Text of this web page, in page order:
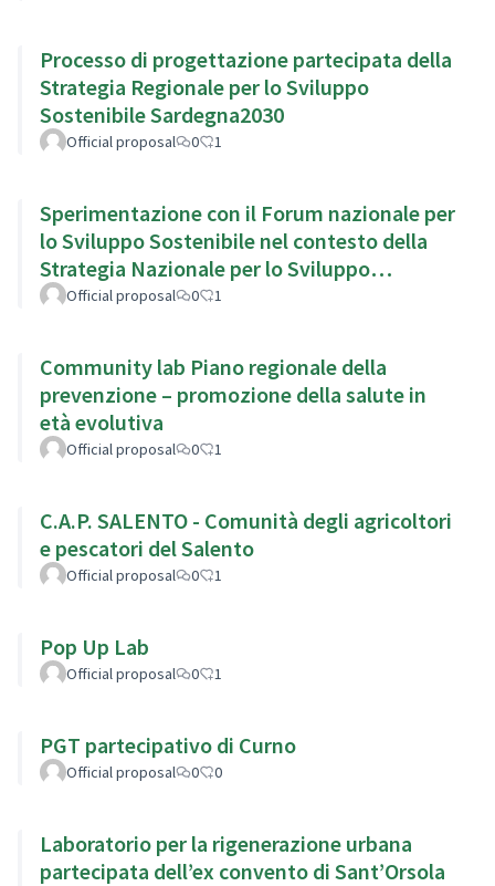
Processo di progettazione partecipata della
Strategia Regionale per lo Sviluppo
Sostenibile Sardegna2030
Official proposal 0 1
Sperimentazione con il Forum nazionale per
lo Sviluppo Sostenibile nel contesto della
Strategia Nazionale per lo Sviluppo
Sostenibile
Official proposal 0 1
Community lab Piano regionale della
prevenzione – promozione della salute in
età evolutiva
Official proposal 0 1
C.A.P. SALENTO - Comunità degli agricoltori
e pescatori del Salento
Official proposal 0 1
Pop Up Lab
Official proposal 0 1
PGT partecipativo di Curno
Official proposal 0 0
Laboratorio per la rigenerazione urbana
partecipata dell’ex convento di Sant’Orsola